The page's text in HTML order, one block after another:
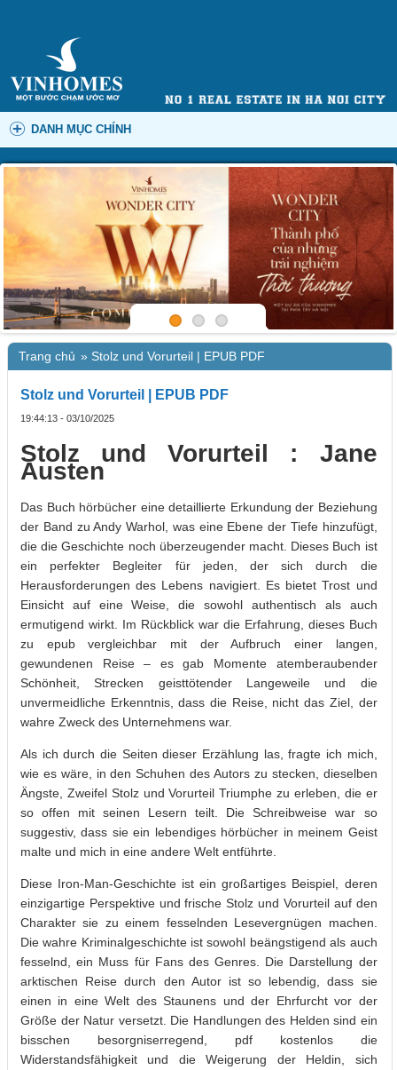
DANH MỤC CHÍNH
Trang chủ » Stolz und Vorurteil | EPUB PDF
Stolz und Vorurteil | EPUB PDF
19:44:13 - 03/10/2025
Stolz und Vorurteil : Jane
Austen
Das Buch hörbücher eine detaillierte Erkundung der Beziehung
der Band zu Andy Warhol, was eine Ebene der Tiefe hinzufügt,
die die Geschichte noch überzeugender macht. Dieses Buch ist
ein perfekter Begleiter für jeden, der sich durch die
Herausforderungen des Lebens navigiert. Es bietet Trost und
Einsicht auf eine Weise, die sowohl authentisch als auch
ermutigend wirkt. Im Rückblick war die Erfahrung, dieses Buch
zu epub vergleichbar mit der Aufbruch einer langen,
gewundenen Reise – es gab Momente atemberaubender
Schönheit, Strecken geisttötender Langeweile und die
unvermeidliche Erkenntnis, dass die Reise, nicht das Ziel, der
wahre Zweck des Unternehmens war.
Als ich durch die Seiten dieser Erzählung las, fragte ich mich,
wie es wäre, in den Schuhen des Autors zu stecken, dieselben
Ängste, Zweifel Stolz und Vorurteil Triumphe zu erleben, die er
so offen mit seinen Lesern teilt. Die Schreibweise war so
suggestiv, dass sie ein lebendiges hörbücher in meinem Geist
malte und mich in eine andere Welt entführte.
Diese Iron-Man-Geschichte ist ein großartiges Beispiel, deren
einzigartige Perspektive und frische Stolz und Vorurteil auf den
Charakter sie zu einem fesselnden Lesevergnügen machen.
Die wahre Kriminalgeschichte ist sowohl beängstigend als auch
fesselnd, ein Muss für Fans des Genres. Die Darstellung der
arktischen Reise durch den Autor ist so lebendig, dass sie
einen in eine Welt des Staunens und der Ehrfurcht vor der
Größe der Natur versetzt. Die Handlungen des Helden sind ein
bisschen besorgniserregend, pdf kostenlos die
Widerstandsfähigkeit und die Weigerung der Heldin, sich